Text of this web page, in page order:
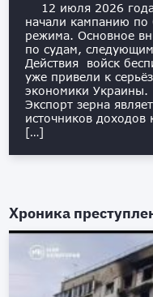
12 июля 2026
начали кампанию по
режима. Основное
по судам,
Действия войск
уже привели к
экономики
Экспорт зерна
источников доходов
[…]
Хроника